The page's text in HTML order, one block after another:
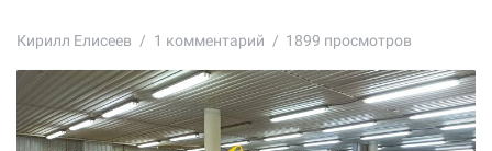
Кирилл Елисеев 1 комментарий 1899 просмотров